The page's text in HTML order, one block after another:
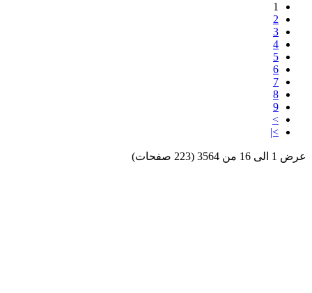
1
2
3
4
5
6
7
8
9
>
>|
عرض 1 الى 16 من 3564 (223 صفحات)